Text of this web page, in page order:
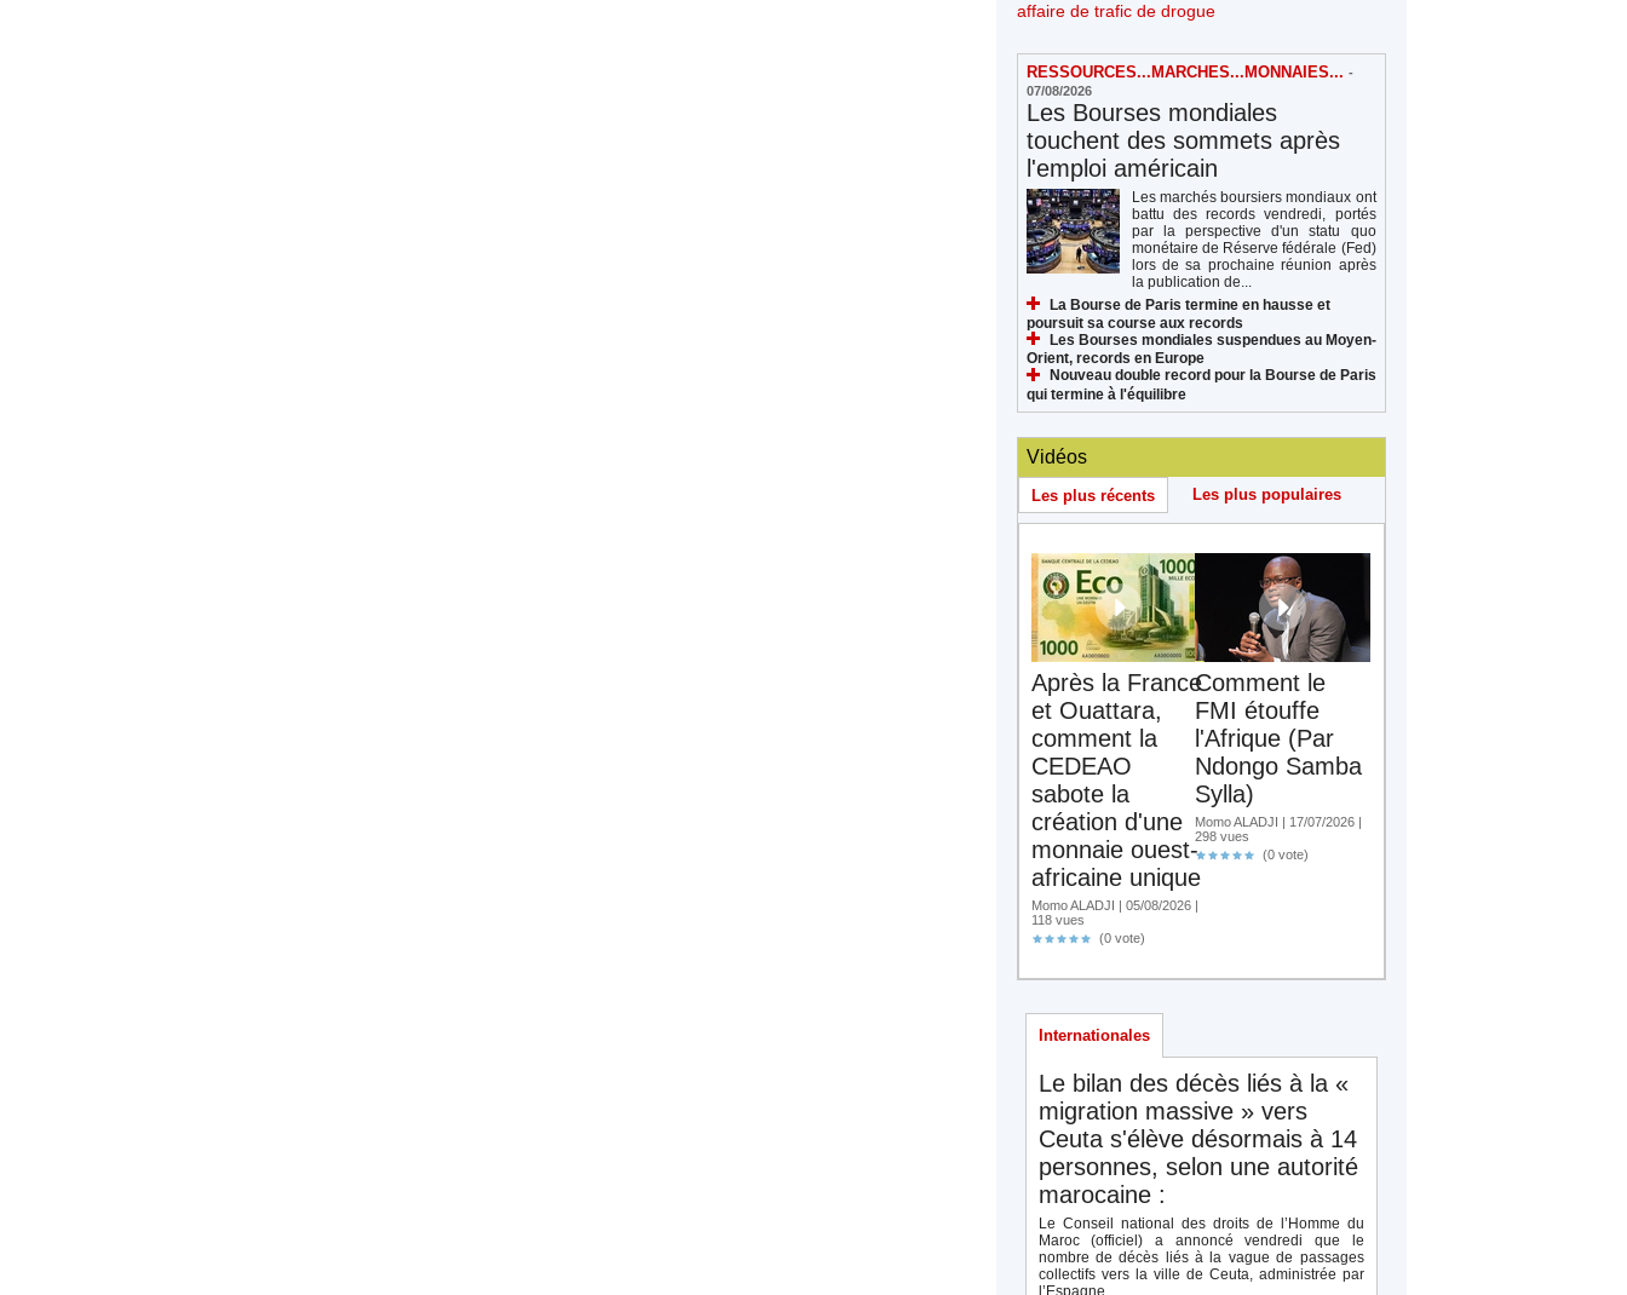
affaire de trafic de drogue
RESSOURCES...MARCHES...MONNAIES... -
07/08/2026
Les Bourses mondiales
touchent des sommets après
l'emploi américain
Les marchés boursiers mondiaux ont
battu des records vendredi, portés
par la perspective d'un statu quo
monétaire de Réserve fédérale (Fed)
lors de sa prochaine réunion après
la publication de...
La Bourse de Paris termine en hausse et
poursuit sa course aux records
Les Bourses mondiales suspendues au Moyen-
Orient, records en Europe
Nouveau double record pour la Bourse de Paris
qui termine à l'équilibre
Vidéos
Les plus récents Les plus populaires
Après la France
et Ouattara,
comment la
CEDEAO
sabote la
création d'une
monnaie ouest-
africaine unique
Momo ALADJI | 05/08/2026 |
118 vues
(0 vote)
Comment le
FMI étouffe
l'Afrique (Par
Ndongo Samba
Sylla)
Momo ALADJI | 17/07/2026 |
298 vues
(0 vote)
Internationales
Le bilan des décès liés à la «
migration massive » vers
Ceuta s'élève désormais à 14
personnes, selon une autorité
marocaine :
Le Conseil national des droits de l’Homme du
Maroc (officiel) a annoncé vendredi que le
nombre de décès liés à la vague de passages
collectifs vers la ville de Ceuta, administrée par